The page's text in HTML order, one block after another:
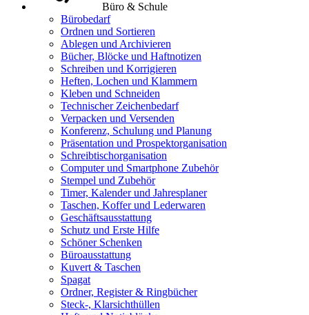
Büro & Schule
Bürobedarf
Ordnen und Sortieren
Ablegen und Archivieren
Bücher, Blöcke und Haftnotizen
Schreiben und Korrigieren
Heften, Lochen und Klammern
Kleben und Schneiden
Technischer Zeichenbedarf
Verpacken und Versenden
Konferenz, Schulung und Planung
Präsentation und Prospektorganisation
Schreibtischorganisation
Computer und Smartphone Zubehör
Stempel und Zubehör
Timer, Kalender und Jahresplaner
Taschen, Koffer und Lederwaren
Geschäftsausstattung
Schutz und Erste Hilfe
Schöner Schenken
Büroausstattung
Kuvert & Taschen
Spagat
Ordner, Register & Ringbücher
Steck-, Klarsichthüllen